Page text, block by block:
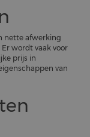
nette afwerking
wordt vaak voor
prijs in
van